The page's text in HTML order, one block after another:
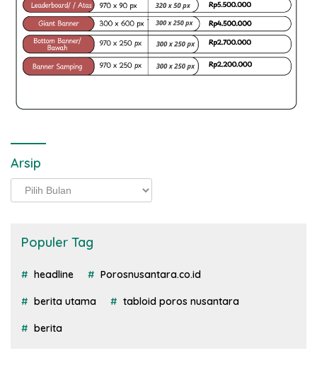
Arsip
Arsip
Populer Tag
headline Porosnusantara.co.id
berita utama tabloid poros nusantara
berita